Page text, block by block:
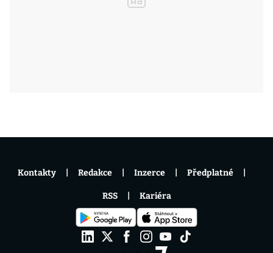
Kontakty Redakce Inzerce Předplatné
RSS Kariéra